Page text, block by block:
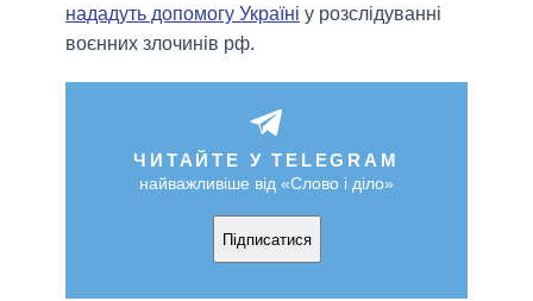
нададуть допомогу Україні у розслідуванні
воєнних злочинів рф.
ЧИТАЙТЕ У TELEGRAM
найважливіше від «Слово і діло»
Підписатися